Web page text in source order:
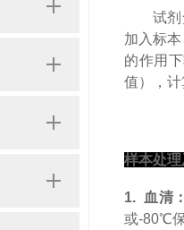
试
加入标
的作用
值），
样本处
1. 血清
或-80℃